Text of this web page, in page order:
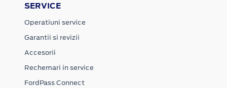
SERVICE
Operatiuni service
Garantii si revizii
Accesorii
Rechemari in service
FordPass Connect